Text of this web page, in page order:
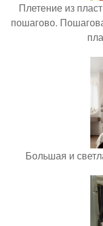
Плетение из
пошагово.
Большая и